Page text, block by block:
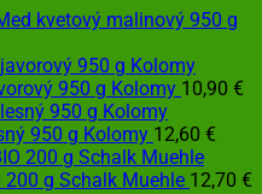
kvetový malinový 950 g
950 g Kolomy 10,90 €
950 g Kolomy 12,60 €
g Schalk Muehle 12,70 €